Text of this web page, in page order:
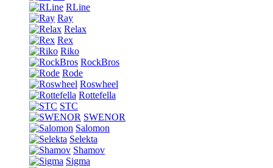
RLine
Ray
Relax
Rex
Riko
RockBros
Rode
Roswheel
Rottefella
STC
SWENOR
Salomon
Selekta
Shamov
Sigma